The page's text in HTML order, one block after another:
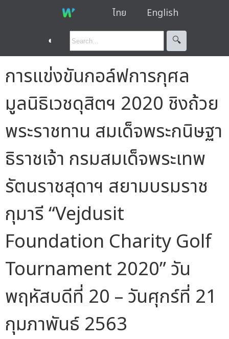
ไทย English
◐ 🔍︎
การแข่งขันกอล์ฟการกุศล
มูลนิธิเวชดุสิตฯ 2020 ชิงถ้วย
พระราชทาน สมเด็จพระกนิษฐา
ธิราชเจ้า กรมสมเด็จพระเทพ
รัตนราชสุดาฯ สยามบรมราช
กุมารี “Vejdusit
Foundation Charity Golf
Tournament 2020” วัน
พฤหัสบดีที่ 20 – วันศุกร์ที่ 21
กุมภาพันธ์ 2563